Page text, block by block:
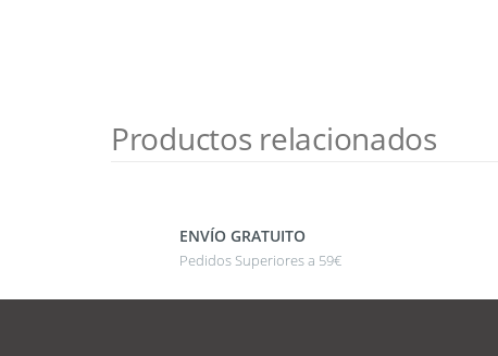
Productos relacionados
ENVÍO GRATUITO
Pedidos Superiores a 59€